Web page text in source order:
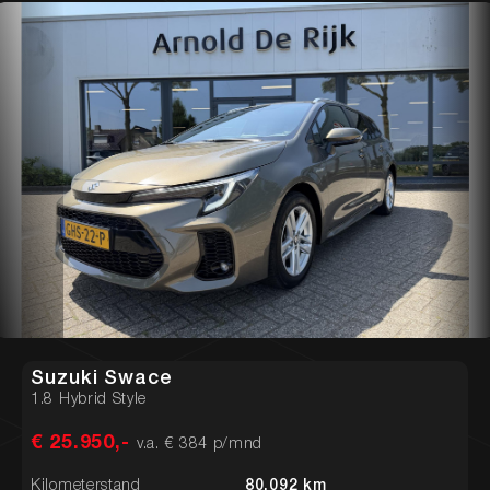
Suzuki Swace
1.8 Hybrid Style
€ 25.950,- v.a. € 384 p/mnd
Kilometerstand 80.092 km